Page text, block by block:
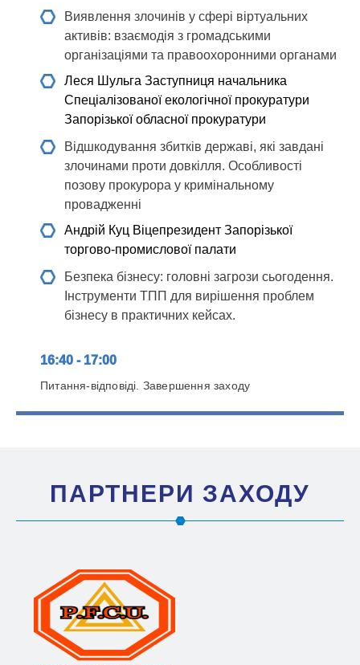
Виявлення злочинів у сфері віртуальних
активів: взаємодія з громадськими
організаціями та правоохоронними органами
Леся Шульга Заступниця начальника
Спеціалізованої екологічної прокуратури
Запорізької обласної прокуратури
Відшкодування збитків державі, які завдані
злочинами проти довкілля. Особливості
позову прокурора у кримінальному
провадженні
Андрій Куц Віцепрезидент Запорізької
торгово-промислової палати
Безпека бізнесу: головні загрози сьогодення.
Інструменти ТПП для вирішення проблем
бізнесу в практичних кейсах.
16:40 - 17:00
Питання-відповіді. Завершення заходу
ПАРТНЕРИ ЗАХОДУ